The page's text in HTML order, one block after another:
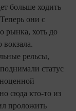
больше ходить
они с
рынка, хоть до
вокзала.
рельсы,
статус
сюда кто‑то из
проложить